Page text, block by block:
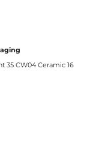
35 CW04 Ceramic 16